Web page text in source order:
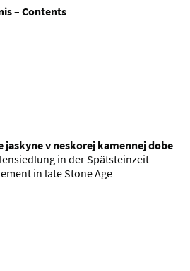
– Contents
jaskyne v neskorej kamennej dobe
in der Spätsteinzeit
in late Stone Age